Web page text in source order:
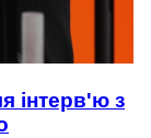
інтерв'ю з